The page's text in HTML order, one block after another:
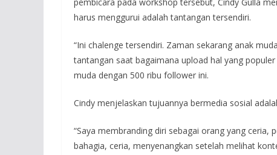
harus menggurui adalah tantangan tersendiri.
“Ini chalenge tersendiri. Zaman sekarang anak
tantangan saat bagaimana upload hal yang
muda dengan 500 ribu follower ini.
Cindy menjelaskan tujuannya bermedia sosial
“Saya membranding diri sebagai orang yang
bahagia, ceria, menyenangkan setelah melihat